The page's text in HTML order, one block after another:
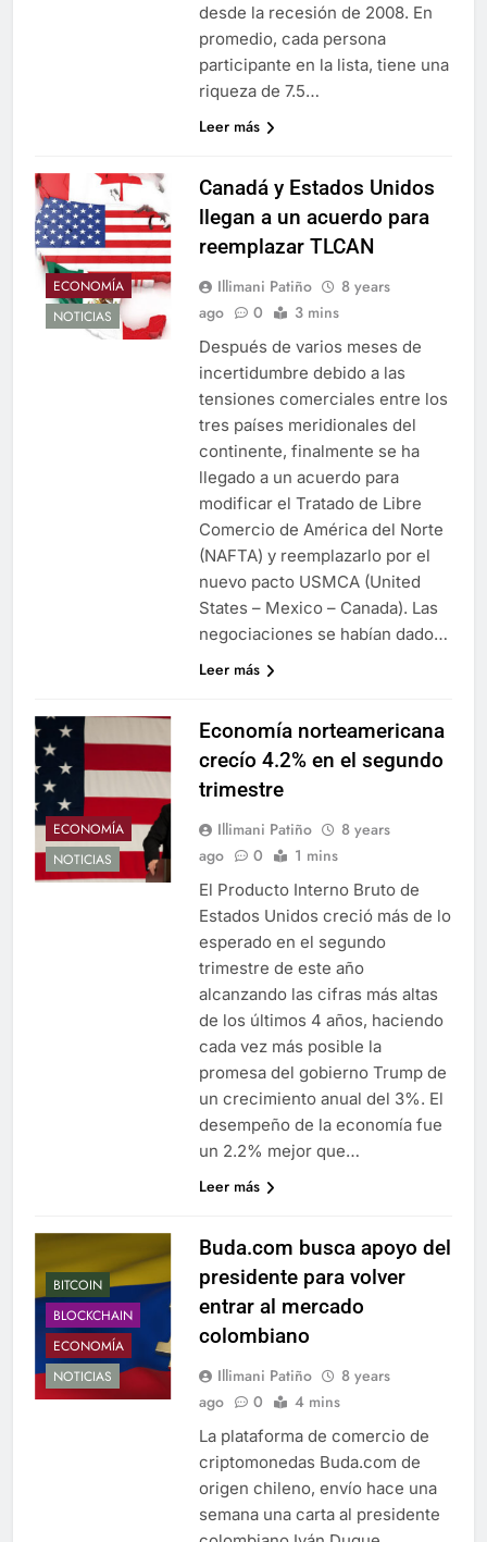
desde la recesión de 2008. En
promedio, cada persona
participante en la lista, tiene una
riqueza de 7.5…
Leer más
ECONOMÍA
NOTICIAS
Canadá y Estados Unidos
llegan a un acuerdo para
reemplazar TLCAN
Illimani Patiño
8 years
ago
0 3 mins
Después de varios meses de
incertidumbre debido a las
tensiones comerciales entre los
tres países meridionales del
continente, finalmente se ha
llegado a un acuerdo para
modificar el Tratado de Libre
Comercio de América del Norte
(NAFTA) y reemplazarlo por el
nuevo pacto USMCA (United
States – Mexico – Canada). Las
negociaciones se habían dado…
Leer más
ECONOMÍA
NOTICIAS
Economía norteamericana
crecío 4.2% en el segundo
trimestre
Illimani Patiño
8 years
ago
0 1 mins
El Producto Interno Bruto de
Estados Unidos creció más de lo
esperado en el segundo
trimestre de este año
alcanzando las cifras más altas
de los últimos 4 años, haciendo
cada vez más posible la
promesa del gobierno Trump de
un crecimiento anual del 3%. El
desempeño de la economía fue
un 2.2% mejor que…
Leer más
BITCOIN
BLOCKCHAIN
ECONOMÍA
NOTICIAS
Buda.com busca apoyo del
presidente para volver
entrar al mercado
colombiano
Illimani Patiño
8 years
ago
0 4 mins
La plataforma de comercio de
criptomonedas Buda.com de
origen chileno, envío hace una
semana una carta al presidente